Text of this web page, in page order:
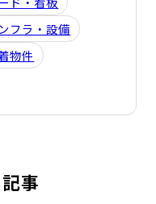
フラ・設備
物件
事